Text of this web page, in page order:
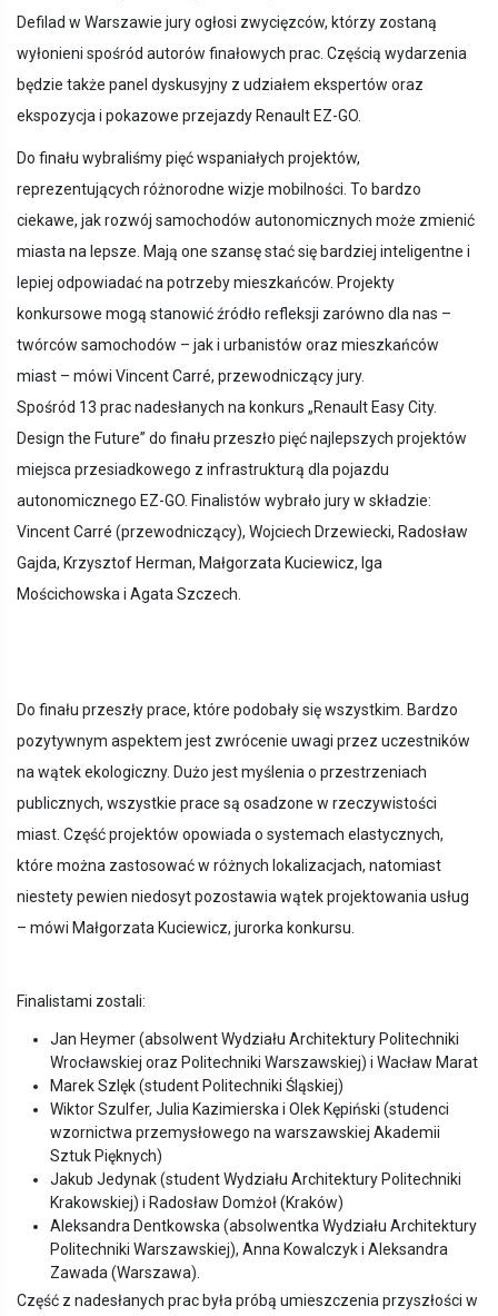
Defilad w Warszawie jury ogłosi zwycięzców, którzy zostaną
wyłonieni spośród autorów finałowych prac. Częścią wydarzenia
będzie także panel dyskusyjny z udziałem ekspertów oraz
ekspozycja i pokazowe przejazdy Renault EZ-GO.
Do finału wybraliśmy pięć wspaniałych projektów,
reprezentujących różnorodne wizje mobilności. To bardzo
ciekawe, jak rozwój samochodów autonomicznych może zmienić
miasta na lepsze. Mają one szansę stać się bardziej inteligentne i
lepiej odpowiadać na potrzeby mieszkańców. Projekty
konkursowe mogą stanowić źródło refleksji zarówno dla nas –
twórców samochodów – jak i urbanistów oraz mieszkańców
miast – mówi Vincent Carré, przewodniczący jury.
Spośród 13 prac nadesłanych na konkurs „Renault Easy City.
Design the Future” do finału przeszło pięć najlepszych projektów
miejsca przesiadkowego z infrastrukturą dla pojazdu
autonomicznego EZ-GO. Finalistów wybrało jury w składzie:
Vincent Carré (przewodniczący), Wojciech Drzewiecki, Radosław
Gajda, Krzysztof Herman, Małgorzata Kuciewicz, Iga
Mościchowska i Agata Szczech.
Do finału przeszły prace, które podobały się wszystkim. Bardzo
pozytywnym aspektem jest zwrócenie uwagi przez uczestników
na wątek ekologiczny. Dużo jest myślenia o przestrzeniach
publicznych, wszystkie prace są osadzone w rzeczywistości
miast. Część projektów opowiada o systemach elastycznych,
które można zastosować w różnych lokalizacjach, natomiast
niestety pewien niedosyt pozostawia wątek projektowania usług
– mówi Małgorzata Kuciewicz, jurorka konkursu.
Finalistami zostali:
Jan Heymer (absolwent Wydziału Architektury Politechniki
Wrocławskiej oraz Politechniki Warszawskiej) i Wacław Marat
Marek Szlęk (student Politechniki Śląskiej)
Wiktor Szulfer, Julia Kazimierska i Olek Kępiński (studenci
wzornictwa przemysłowego na warszawskiej Akademii
Sztuk Pięknych)
Jakub Jedynak (student Wydziału Architektury Politechniki
Krakowskiej) i Radosław Domżoł (Kraków)
Aleksandra Dentkowska (absolwentka Wydziału Architektury
Politechniki Warszawskiej), Anna Kowalczyk i Aleksandra
Zawada (Warszawa).
Część z nadesłanych prac była próbą umieszczenia przyszłości w